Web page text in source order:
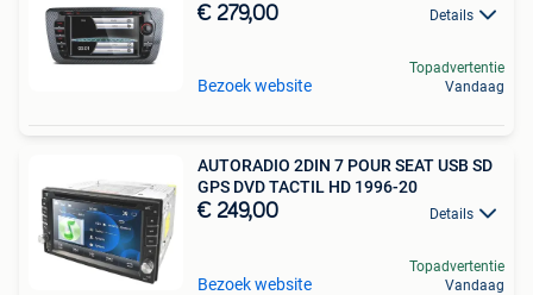
€ 279,00 Details
Bezoek website
Topadvertentie
Vandaag
AUTORADIO 2DIN 7 POUR SEAT USB SD
GPS DVD TACTIL HD 1996-20
€ 249,00 Details
Bezoek website
Topadvertentie
Vandaag